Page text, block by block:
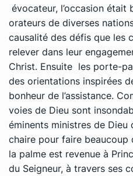
évocateur, l’occasion était
orateurs de diverses
causalité des défis que les
relever dans leur
Christ. Ensuite les porte-
des orientations inspirées
bonheur de l’assistance.
voies de Dieu sont
éminents ministres de Dieu
chaire pour faire beaucoup
la palme est revenue à
du Seigneur, à travers ses